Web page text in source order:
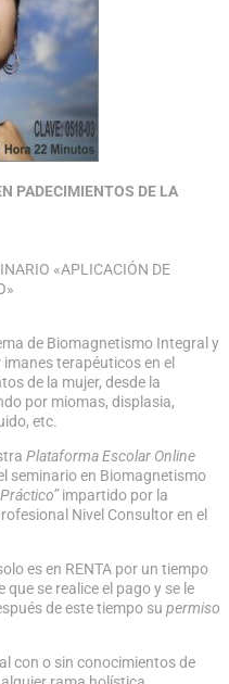
PADECIMIENTOS DE LA
«APLICACIÓN DE
de Biomagnetismo Integral y
terapéuticos en el
de la mujer, desde la
por miomas, displasia,
etc.
Plataforma Escolar Online
seminario en Biomagnetismo
impartido por la
Nivel Consultor en el
es en RENTA por un tiempo
se realice el pago y se le
de este tiempo su permiso
con o sin conocimientos de